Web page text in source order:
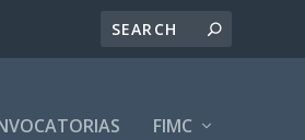
FIMC